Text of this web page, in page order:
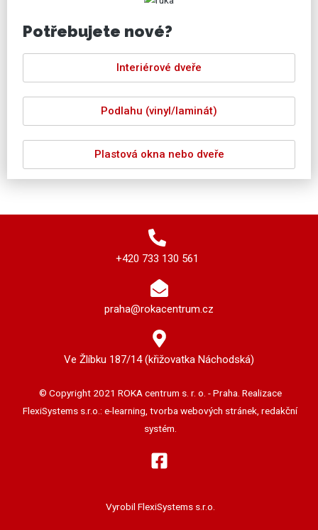
Potřebujete nové?
Interiérové dveře
Podlahu (vinyl/laminát)
Plastová okna nebo dveře
+420 733 130 561
praha@rokacentrum.cz
Ve Žlíbku 187/14 (křižovatka Náchodská)
© Copyright 2021 ROKA centrum s. r. o. - Praha. Realizace
FlexiSystems s.r.o.: e-learning, tvorba webových stránek, redakční
systém.
Vyrobil FlexiSystems s.r.o.